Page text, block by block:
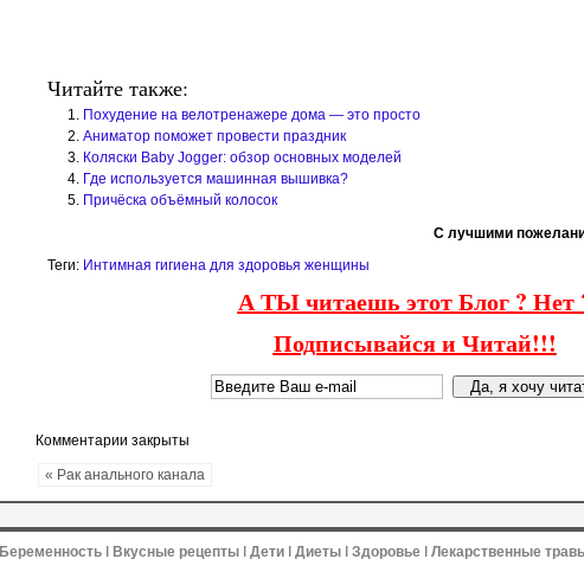
Читайте также:
Похудение на велотренажере дома — это просто
Аниматор поможет провести праздник
Коляски Baby Jogger: обзор основных моделей
Где используется машинная вышивка?
Причёска объёмный колосок
C лучшими
Теги: Интимная гигиена для здоровья женщины
А ТЫ читаешь этот Блог ? Нет
Подписывайся и Читай!!!
Комментарии закрыты
« Рак анального канала
Беременностьǀ Вкусные рецепты Детиǀ Диетыǀ Здоровьеǀ Лекарственные